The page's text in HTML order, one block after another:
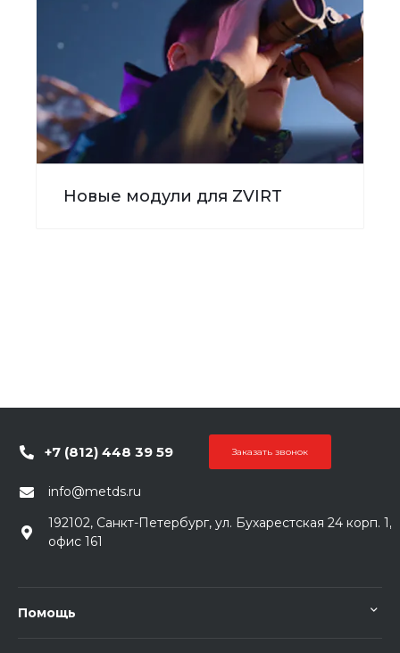
Новые модули для ZVIRT
+7 (812) 448 39 59 Заказать звонок
info@metds.ru
192102, Санкт-Петербург, ул. Бухарестская 24 корп. 1,
офис 161
Помощь